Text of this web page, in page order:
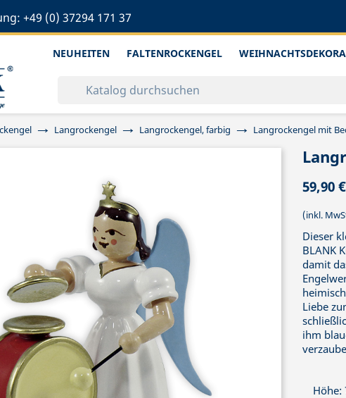
+49 (0) 37294 171 37
NEUHEITEN FALTENROCKENGEL
Langrockengel Langrockengel, farbig Langrockengel mit
59,90 €
(inkl.
Dieser
BLANK
damit
Liebe
ihm
Höhe: